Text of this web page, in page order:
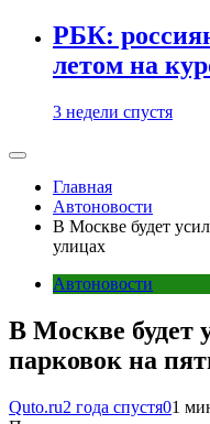
РБК:
летом на
3 недели спустя
Главная
Автоновости
В Москве будет
улицах
Автоновости
В Москве будет
парковок на
Quto.ru2 года спустя01